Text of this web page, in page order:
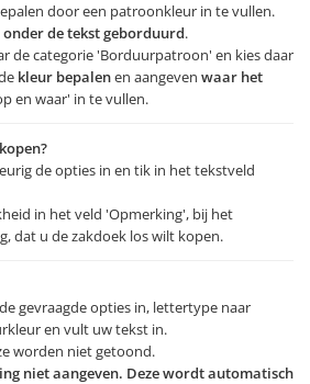
door een patroonkleur in te vullen.
de tekst geborduurd.
de categorie 'Borduurpatroon' en kies daar
kleur bepalenen aangeven waar het
en waar' in te vullen.
de opties in en tik in het tekstveld
in het veld 'Opmerking', bij het
dat u de zakdoek los wilt kopen.
gevraagde opties in, lettertype naar
en vult uw tekst in.
worden niet getoond.
niet aangeven. Deze wordt automatisch